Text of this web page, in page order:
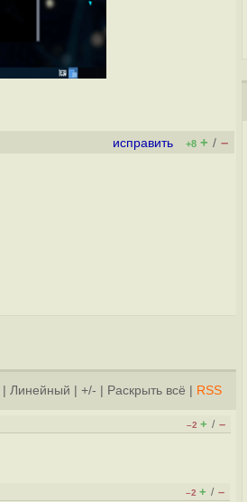
исправить +8 + / –
Линейный +/- Раскрыть всё RSS
–2 + / –
–2 + / –